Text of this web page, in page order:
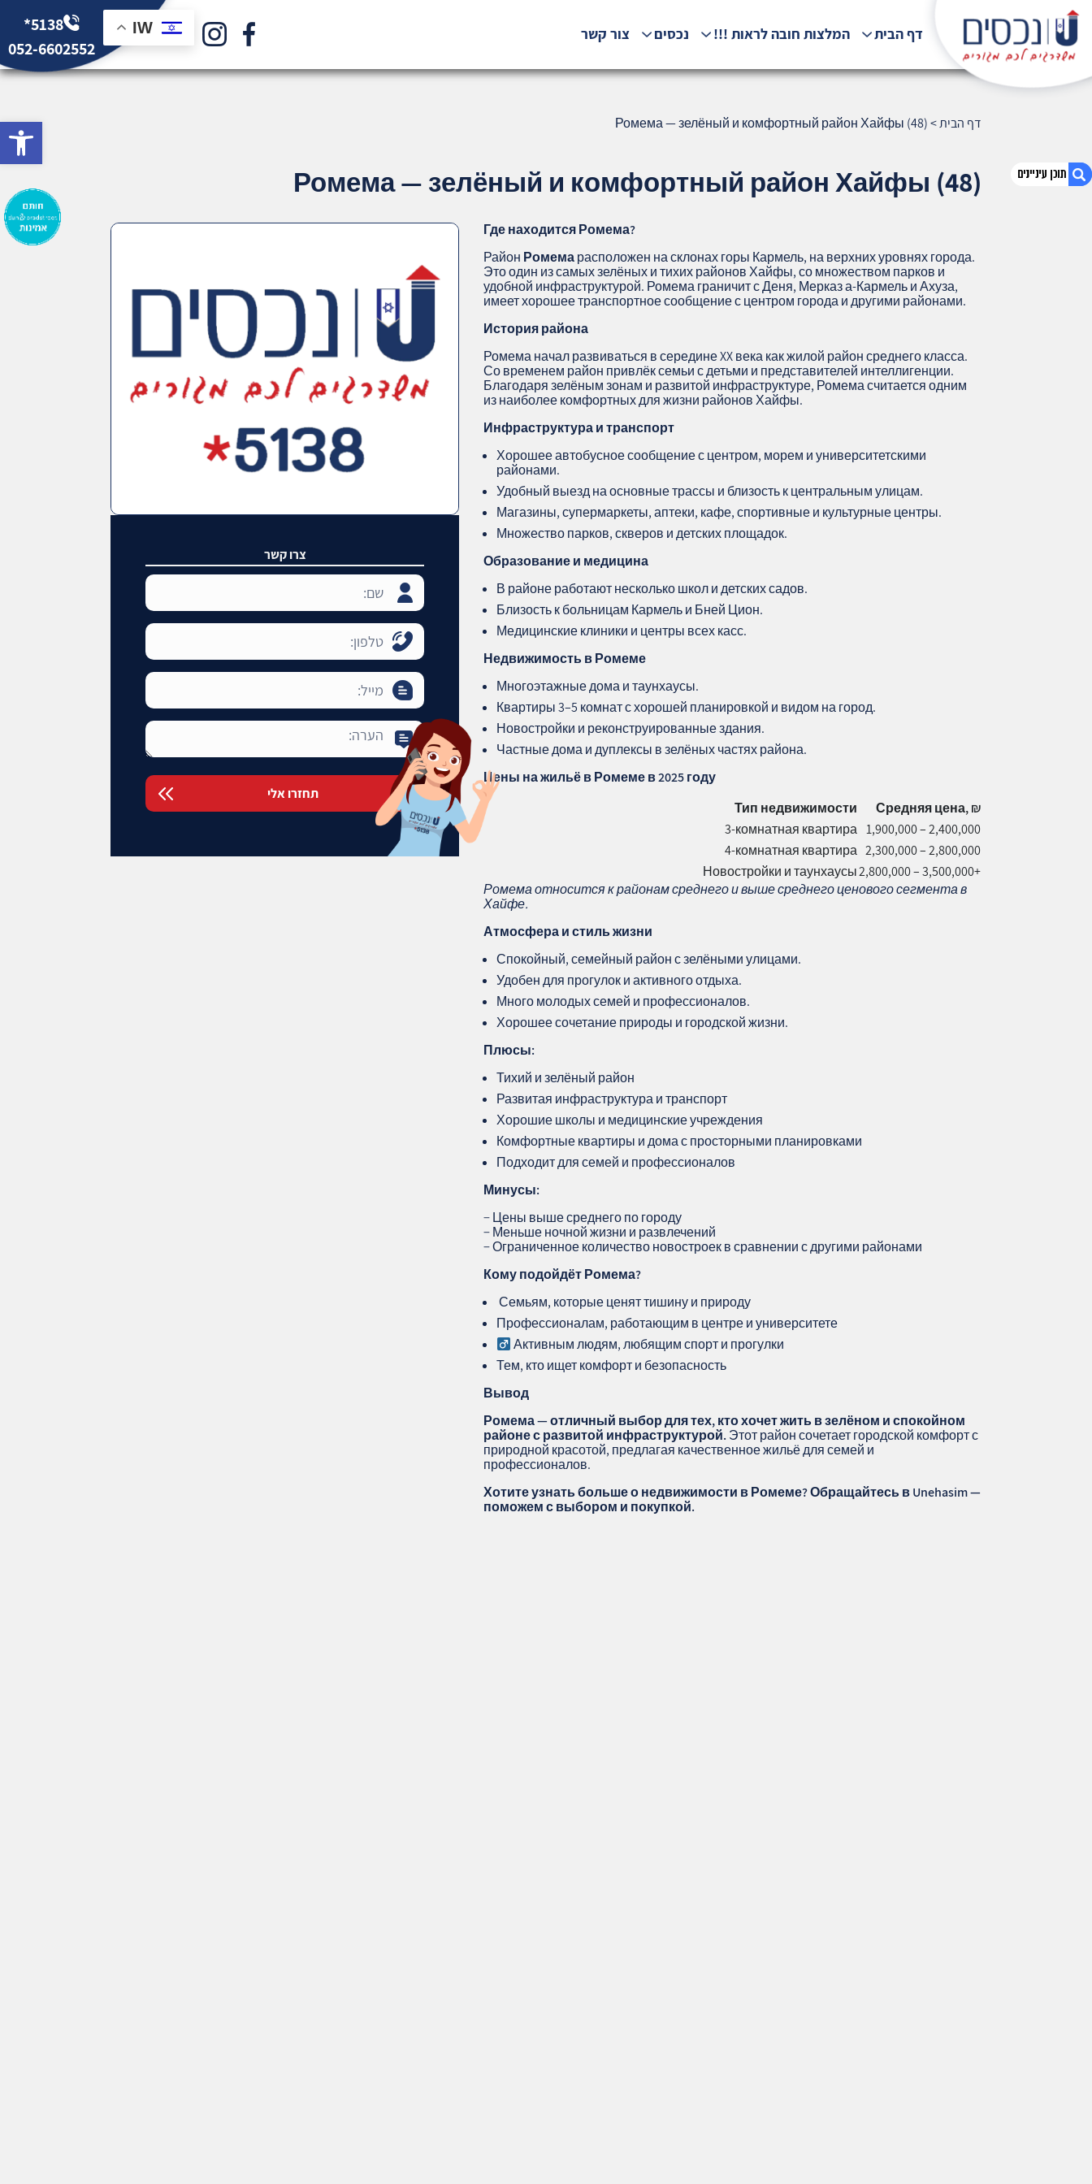
район Хайфы (48)
דף הבית המלצות חובה לראות !!! נכסים צור קשר IW
*5138
052-6602552
דף הבית>
Ромема — зелёный и комфортный район Хайфы (48)
Ромема — зелёный и комфортный район Хайфы (48)
Где находится Ромема?
Район Ромемарасположен на склонах горы Кармель, на верхних уровнях города.
Это один из самых зелёных и тихих районов Хайфы, со множеством парков и
удобной инфраструктурой. Ромема граничит с Деня, Мерказ а-Кармель и Ахуза,
имеет хорошее транспортное сообщение с центром города и другими районами.
История района
Ромема начал развиваться в середине XX века как жилой район среднего класса.
Со временем район привлёк семьи с детьми и представителей интеллигенции.
Благодаря зелёным зонам и развитой инфраструктуре, Ромема считается одним
из наиболее комфортных для жизни районов Хайфы.
Инфраструктура и транспорт
Хорошее автобусное сообщение с центром, морем и университетскими
районами.
Удобный выезд на основные трассы и близость к центральным улицам.
Магазины, супермаркеты, аптеки, кафе, спортивные и культурные центры.
Множество парков, скверов и детских площадок.
Образование и медицина
В районе работают несколько школ и детских садов.
Близость к больницам Кармель и Бней Цион.
Медицинские клиники и центры всех касс.
Недвижимость в Ромеме
Многоэтажные дома и таунхаусы.
Квартиры 3–5 комнат с хорошей планировкой и видом на город.
Новостройки и реконструированные здания.
Частные дома и дуплексы в зелёных частях района.
Цены на жильё в Ромеме в 2025 году
Тип недвижимости
Средняя цена, ₪
3-комнатная квартира 1,900,000 – 2,400,000
4-комнатная квартира 2,300,000 – 2,800,000
Новостройки и таунхаусы2,800,000 – 3,500,000+
Ромема относится к районам среднего и выше среднего ценового сегмента в
Хайфе.
Атмосфера и стиль жизни
Спокойный, семейный район с зелёными улицами.
Удобен для прогулок и активного отдыха.
Много молодых семей и профессионалов.
Хорошее сочетание природы и городской жизни.
Плюсы:
Тихий и зелёный район
Развитая инфраструктура и транспорт
Хорошие школы и медицинские учреждения
Комфортные квартиры и дома с просторными планировками
Подходит для семей и профессионалов
Минусы:
− Цены выше среднего по городу
− Меньше ночной жизни и развлечений
− Ограниченное количество новостроек в сравнении с другими районами
Кому подойдёт Ромема?
‍‍‍ Семьям, которые ценят тишину и природу
Профессионалам, работающим в центре и университете
Активным людям, любящим спорт и прогулки
Тем, кто ищет комфорт и безопасность
Вывод
Ромема — отличный выбор для тех, кто хочет жить в зелёном и спокойном
районе с развитой инфраструктурой. Этот район сочетает городской комфорт с
природной красотой, предлагая качественное жильё для семей и
профессионалов.
Хотите узнать больше о недвижимости в Ромеме? Обращайтесь вUnehasim—
поможем с выбором и покупкой.
צרו קשר